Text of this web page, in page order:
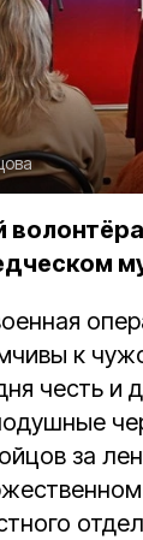
к
честь и
за